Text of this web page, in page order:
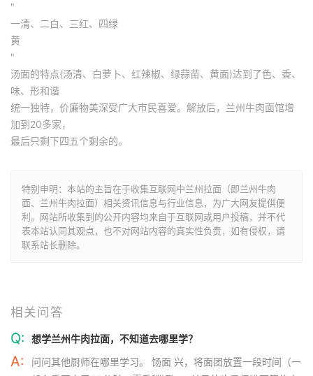
"
一清、二白、三红、四绿
黄
"
汤面的特点(汤清、白萝卜、红辣椒、绿蒜苗、黄面)达到了色、香、
味、形和谐
统一独特，价廉物美深受广大市民喜爱。解放后，兰州牛肉面馆增
加到20多家，
最后只剩下四五个剩余的。
特别申明：本站的主旨在于收集互联网中兰州拉面（即兰州牛肉
面、兰州牛肉拉面）相关资讯信息与行业信息，为广大网友提供便
利。网站所收集到的公开内容均来自于互联网或用户投稿，并不代
表本站认同其观点，也不对网站内容的真实性负责，如有侵权，请
联系站长删除。
相关问答
Q: 想学兰州牛肉拉面，不知道去哪里学？
A:
问问其他厨师在哪里学习。 饧面 兴，将面团放置一段时间（一